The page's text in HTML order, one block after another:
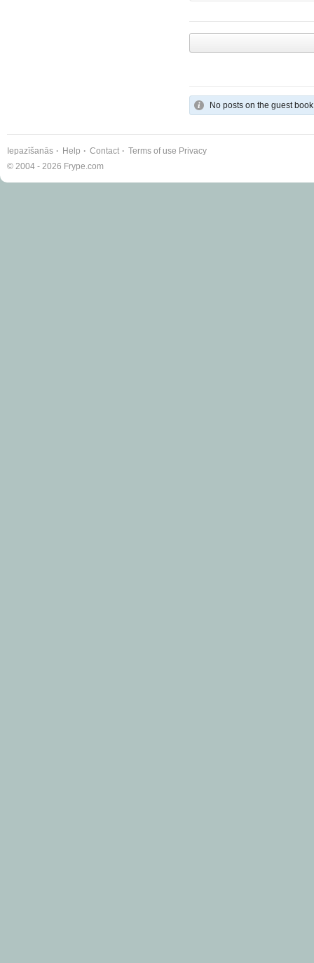
No posts on the guest book
Iepazīšanās Help Contact Terms of use Privacy
© 2004 - 2026 Frype.com